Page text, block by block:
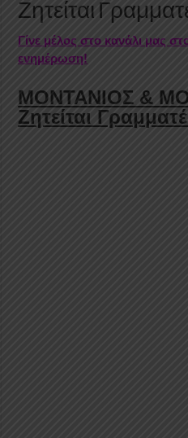
Ζητείται
Γίνε μέλος στο κανάλι μας
ενημέρωση!
ΜΟΝΤΑΝΙΟΣ &
Ζητείται